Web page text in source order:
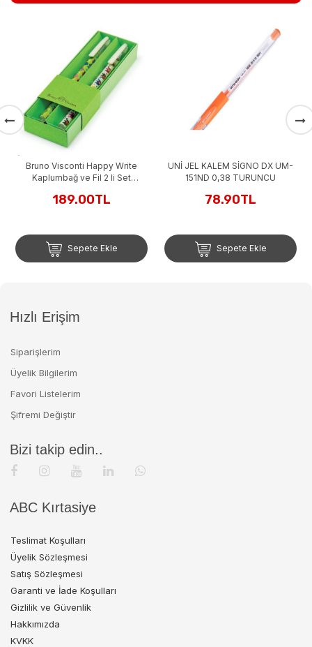
Bruno Visconti Happy Write
Kaplumbağ ve Fil 2 li Set
189.00TL
Sepete Ekle
UNİ JEL KALEM SİGNO DX UM-
151ND 0,38 TURUNCU
78.90TL
Sepete Ekle
Hızlı Erişim
Siparişlerim
Üyelik Bilgilerim
Favori Listelerim
Şifremi Değiştir
Bizi takip edin..
ABC Kırtasiye
Teslimat Koşulları
Üyelik Sözleşmesi
Satış Sözleşmesi
Garanti ve İade Koşulları
Gizlilik ve Güvenlik
Hakkımızda
KVKK